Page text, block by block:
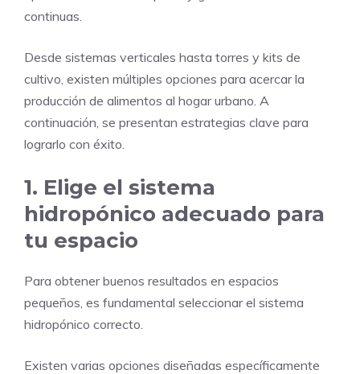
continuas.
Desde sistemas verticales hasta torres y kits de
cultivo, existen múltiples opciones para acercar la
producción de alimentos al hogar urbano. A
continuación, se presentan estrategias clave para
lograrlo con éxito.
1. Elige el sistema
hidropónico adecuado para
tu espacio
Para obtener buenos resultados en espacios
pequeños, es fundamental seleccionar el sistema
hidropónico correcto.
Existen varias opciones diseñadas específicamente